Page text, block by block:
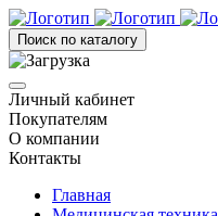
Поиск по каталогу
Личный кабинет
Покупателям
О компании
Контакты
Главная